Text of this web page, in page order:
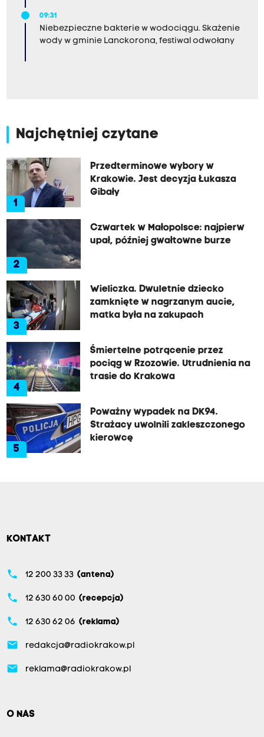
09:31
Niebezpieczne bakterie w wodociągu. Skażenie
wody w gminie Lanckorona, festiwal odwołany
Najchętniej czytane
1
Przedterminowe wybory w
Krakowie. Jest decyzja Łukasza
Gibały
2
Czwartek w Małopolsce: najpierw
upał, później gwałtowne burze
3
Wieliczka. Dwuletnie dziecko
zamknięte w nagrzanym aucie,
matka była na zakupach
4
Śmiertelne potrącenie przez
pociąg w Rzozowie. Utrudnienia na
trasie do Krakowa
5
Poważny wypadek na DK94.
Strażacy uwolnili zakleszczonego
kierowcę
KONTAKT
phone 12 200 33 33 (antena)
phone 12 630 60 00 (recepcja)
phone 12 630 62 06 (reklama)
email redakcja@radiokrakow.pl
email reklama@radiokrakow.pl
O NAS